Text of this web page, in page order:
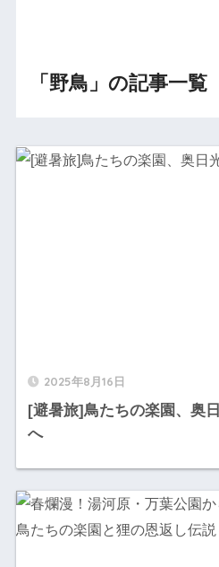
「野鳥」の記事一覧
2025年8月16日
[避暑旅]鳥たちの楽園、奥
へ